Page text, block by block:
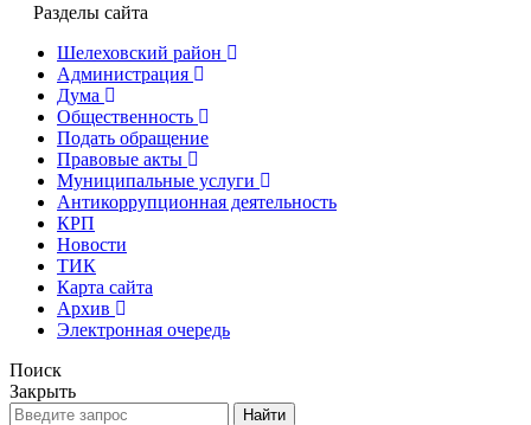
Разделы сайта
Шелеховский район
Администрация
Дума
Общественность
Подать обращение
Правовые акты
Муниципальные услуги
Антикоррупционная деятельность
КРП
Новости
ТИК
Карта сайта
Архив
Электронная очередь
Поиск
Закрыть
Найти